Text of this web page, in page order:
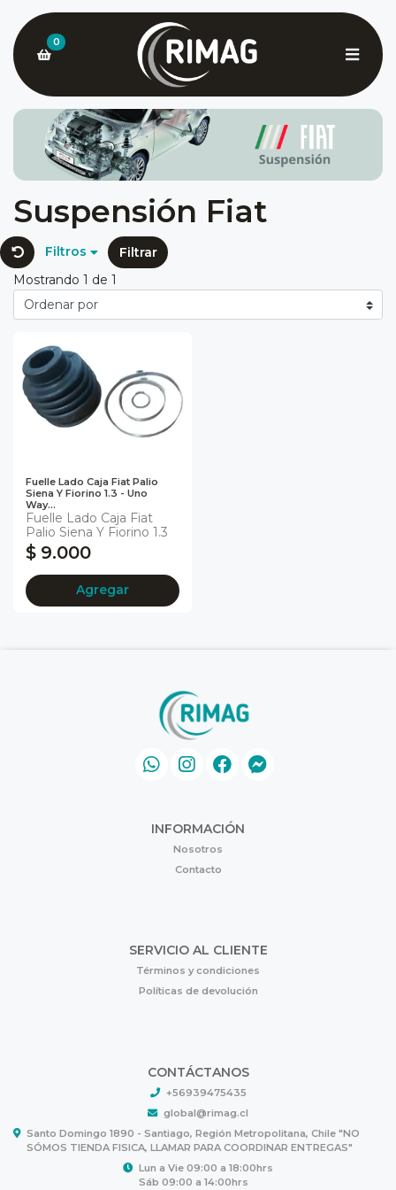
0
Suspensión Fiat
Filtros
Filtrar
Mostrando 1 de 1
Fuelle Lado Caja Fiat Palio
Siena Y Fiorino 1.3 - Uno
Way...
Fuelle Lado Caja Fiat
Palio Siena Y Fiorino 1.3
$ 9.000
Agregar
INFORMACIÓN
Nosotros
Contacto
SERVICIO AL CLIENTE
Términos y condiciones
Políticas de devolución
CONTÁCTANOS
+56939475435
global@rimag.cl
Santo Domingo 1890 - Santiago, Región Metropolitana, Chile "NO
SÓMOS TIENDA FISICA, LLAMAR PARA COORDINAR ENTREGAS"
Lun a Vie 09:00 a 18:00hrs
Sáb 09:00 a 14:00hrs